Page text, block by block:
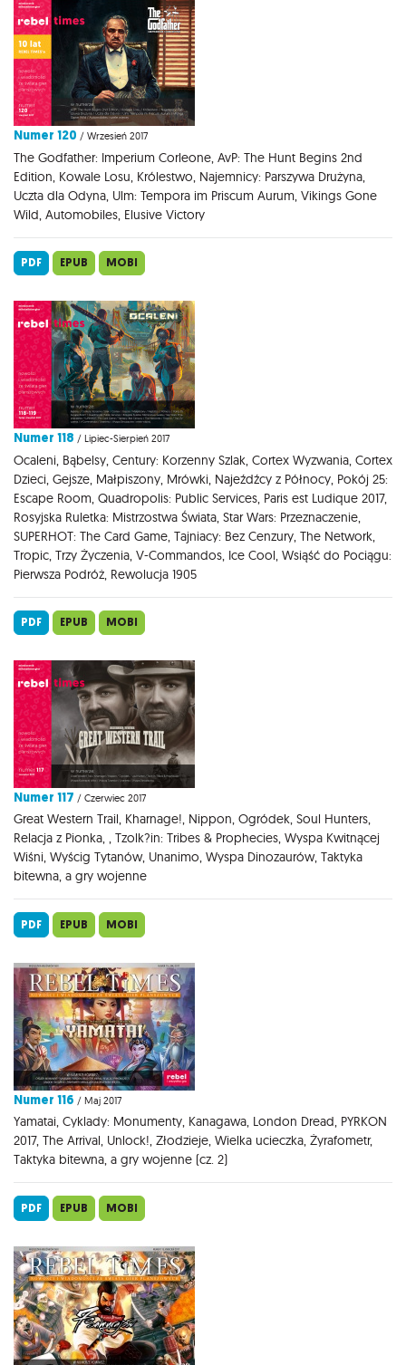
Numer 120 / Wrzesień 2017
The Godfather: Imperium Corleone, AvP: The Hunt Begins 2nd
Edition, Kowale Losu, Królestwo, Najemnicy: Parszywa Drużyna,
Uczta dla Odyna, Ulm: Tempora im Priscum Aurum, Vikings Gone
Wild, Automobiles, Elusive Victory
PDF EPUB MOBI
Numer 118 / Lipiec-Sierpień 2017
Ocaleni, Bąbelsy, Century: Korzenny Szlak, Cortex Wyzwania, Cortex
Dzieci, Gejsze, Małpiszony, Mrówki, Najeźdźcy z Północy, Pokój 25:
Escape Room, Quadropolis: Public Services, Paris est Ludique 2017,
Rosyjska Ruletka: Mistrzostwa Świata, Star Wars: Przeznaczenie,
SUPERHOT: The Card Game, Tajniacy: Bez Cenzury, The Network,
Tropic, Trzy Życzenia, V-Commandos, Ice Cool, Wsiąść do Pociągu:
Pierwsza Podróż, Rewolucja 1905
PDF EPUB MOBI
Numer 117 / Czerwiec 2017
Great Western Trail, Kharnage!, Nippon, Ogródek, Soul Hunters,
Relacja z Pionka, , Tzolk?in: Tribes & Prophecies, Wyspa Kwitnącej
Wiśni, Wyścig Tytanów, Unanimo, Wyspa Dinozaurów, Taktyka
bitewna, a gry wojenne
PDF EPUB MOBI
Numer 116 / Maj 2017
Yamatai, Cyklady: Monumenty, Kanagawa, London Dread, PYRKON
2017, The Arrival, Unlock!, Złodzieje, Wielka ucieczka, Żyrafometr,
Taktyka bitewna, a gry wojenne (cz. 2)
PDF EPUB MOBI